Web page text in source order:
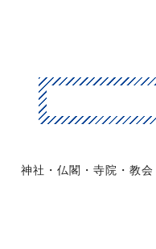
神社・仏閣・寺院・教会